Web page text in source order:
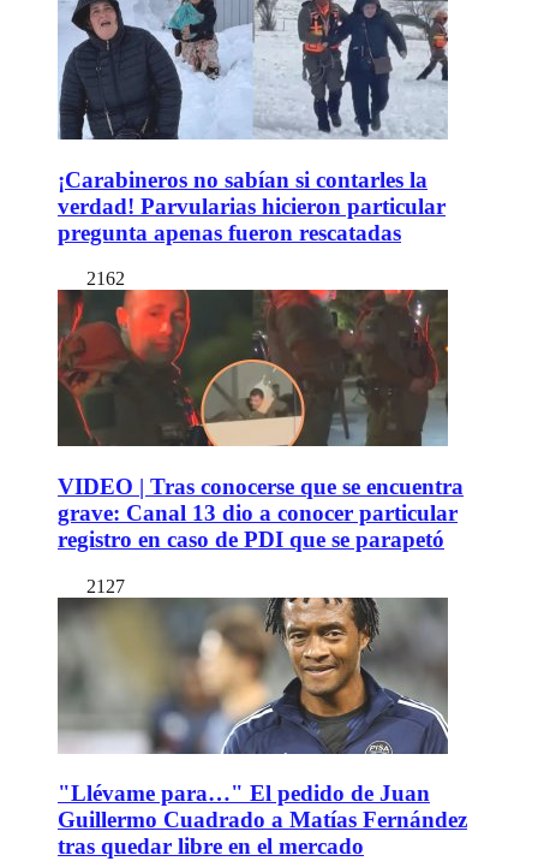
¡Carabineros no sabían si contarles la
verdad! Parvularias hicieron particular
pregunta apenas fueron rescatadas
2162
VIDEO | Tras conocerse que se encuentra
grave: Canal 13 dio a conocer particular
registro en caso de PDI que se parapetó
2127
"Llévame para…" El pedido de Juan
Guillermo Cuadrado a Matías Fernández
tras quedar libre en el mercado